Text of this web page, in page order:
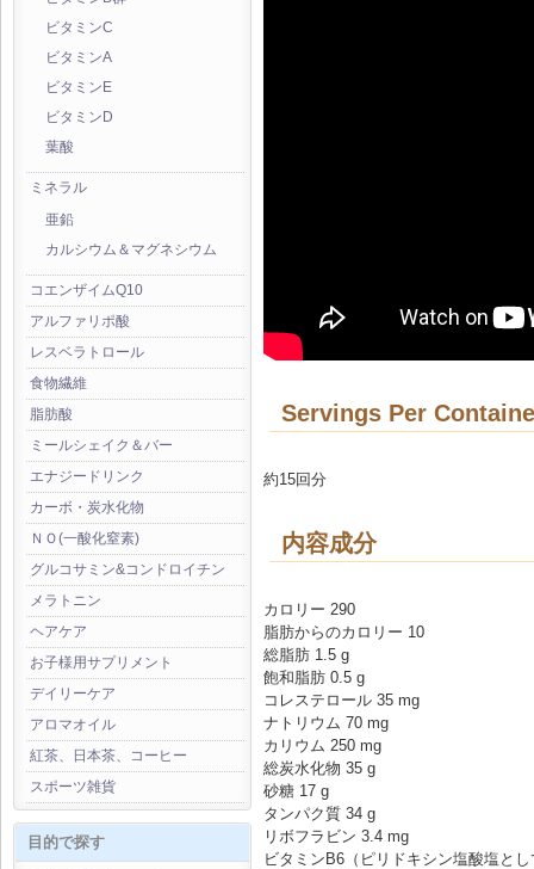
ビタミンC
ビタミンA
ビタミンE
ビタミンD
葉酸
ミネラル
亜鉛
カルシウム＆マグネシウム
コエンザイムQ10
アルファリポ酸
レスベラトロール
食物繊維
脂肪酸
ミールシェイク＆バー
エナジードリンク
カーボ・炭水化物
ＮＯ(一酸化窒素)
グルコサミン&コンドロイチン
メラトニン
ヘアケア
お子様用サプリメント
デイリーケア
アロマオイル
紅茶、日本茶、コーヒー
スポーツ雑貨
目的で探す
Servings Per
約15回分
内容成分
カロリー 290
脂肪からのカロリー 10
総脂肪 1.5 g
飽和脂肪 0.5 g
コレステロール 35 mg
ナトリウム 70 mg
カリウム 250 mg
総炭水化物 35 g
砂糖 17 g
タンパク質 34 g
リボフラビン 3.4 mg
ビタミンB6（ピリドキシン塩酸塩と